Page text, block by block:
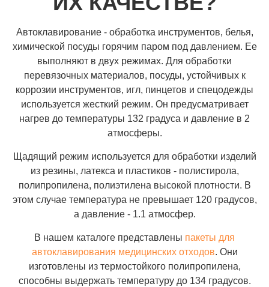
Автоклавирование - обработка инструментов, белья,
химической посуды горячим паром под давлением. Ее
выполняют в двух режимах. Для обработки
перевязочных материалов, посуды, устойчивых к
коррозии инструментов, игл, пинцетов и спецодежды
используется жесткий режим. Он предусматривает
нагрев до температуры 132 градуса и давление в 2
атмосферы.
Щадящий режим используется для обработки изделий
из резины, латекса и пластиков - полистирола,
полипропилена, полиэтилена высокой плотности. В
этом случае температура не превышает 120 градусов,
а давление - 1.1 атмосфер.
В нашем каталоге представлены пакеты для
автоклавирования медицинских отходов. Они
изготовлены из термостойкого полипропилена,
способны выдержать температуру до 134 градусов.